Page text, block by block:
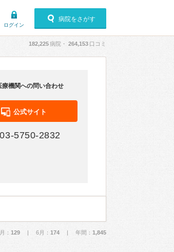
ログイン
病院をさがす
182,225病院・ 264,153 口コミ
療機関への問い合わせ
公式サイト
03-5750-2832
： 129 | 6月： 174 | 年間： 1,845